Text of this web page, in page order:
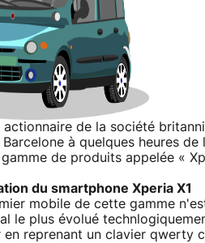
actionnaire de la société
à quelques heures
de produits appelée «
du smartphone Xperia X1
mobile de cette gamme
le plus évolué
en reprenant un clavier qwerty